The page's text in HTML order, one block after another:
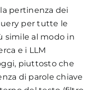
pertinenza dei
per tutte le
simile al modo in
e i LLM
piuttosto che
di parole chiave